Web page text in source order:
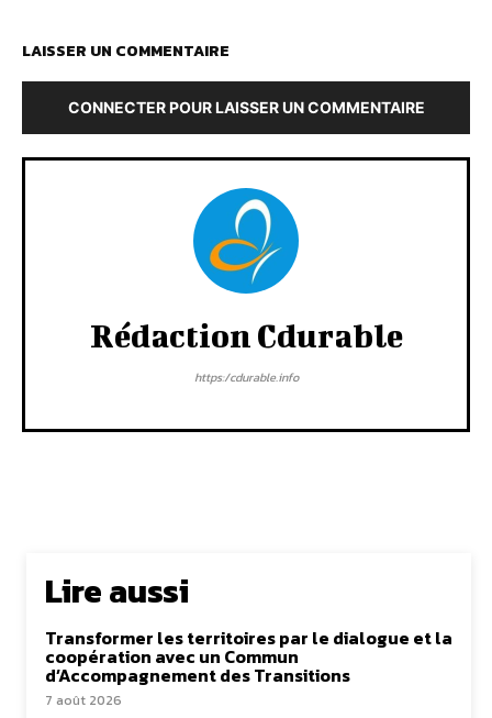
LAISSER UN COMMENTAIRE
CONNECTER POUR LAISSER UN COMMENTAIRE
Rédaction Cdurable
https:/cdurable.info
Lire aussi
Transformer les territoires par le dialogue et la
coopération avec un Commun
d’Accompagnement des Transitions
7 août 2026